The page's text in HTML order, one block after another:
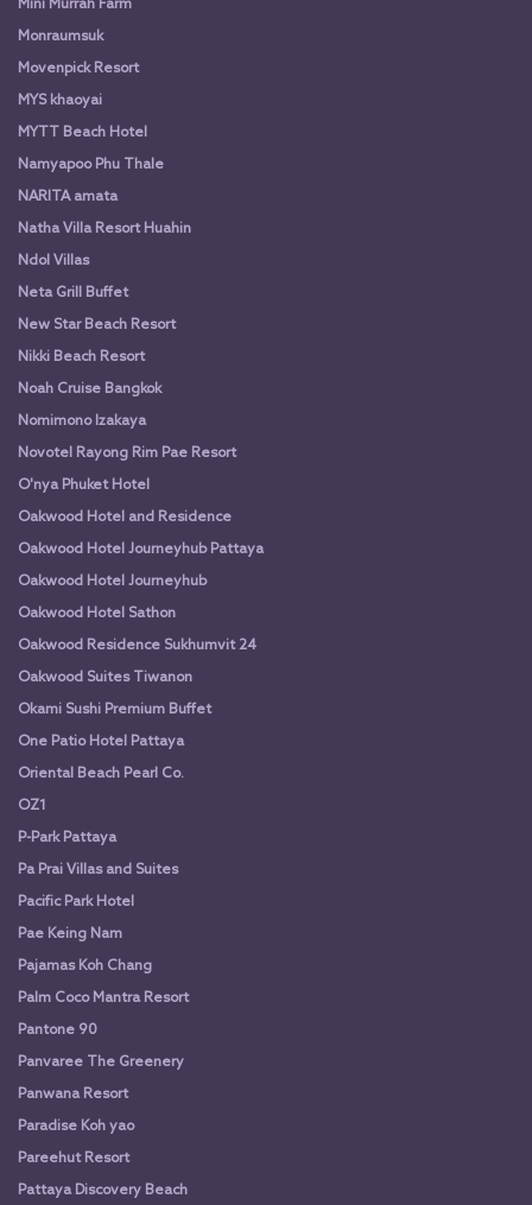
Mini Murrah Farm
Monraumsuk
Movenpick Resort
MYS khaoyai
MYTT Beach Hotel
Namyapoo Phu Thale
NARITA amata
Natha Villa Resort Huahin
Ndol Villas
Neta Grill Buffet
New Star Beach Resort
Nikki Beach Resort
Noah Cruise Bangkok
Nomimono Izakaya
Novotel Rayong Rim Pae Resort
O'nya Phuket Hotel
Oakwood Hotel and Residence
Oakwood Hotel Journeyhub Pattaya
Oakwood Hotel Journeyhub
Oakwood Hotel Sathon
Oakwood Residence Sukhumvit 24
Oakwood Suites Tiwanon
Okami Sushi Premium Buffet
One Patio Hotel Pattaya
Oriental Beach Pearl Co.
OZ1
P-Park Pattaya
Pa Prai Villas and Suites
Pacific Park Hotel
Pae Keing Nam
Pajamas Koh Chang
Palm Coco Mantra Resort
Pantone 90
Panvaree The Greenery
Panwana Resort
Paradise Koh yao
Pareehut Resort
Pattaya Discovery Beach